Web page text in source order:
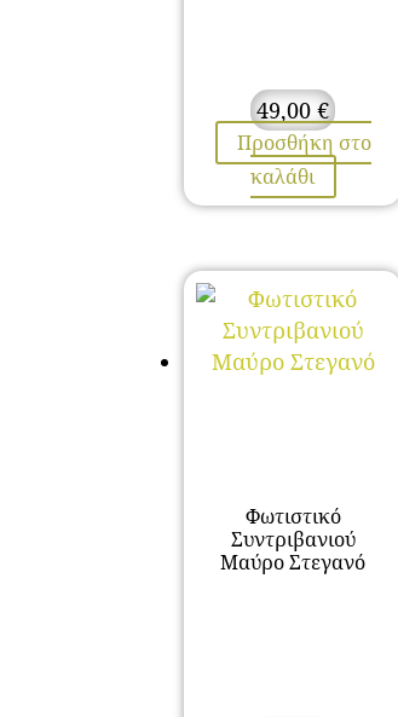
49,00 €
Προσθήκη στο
καλάθι
Φωτιστικό
Συντριβανιού
Μαύρο Στεγανό